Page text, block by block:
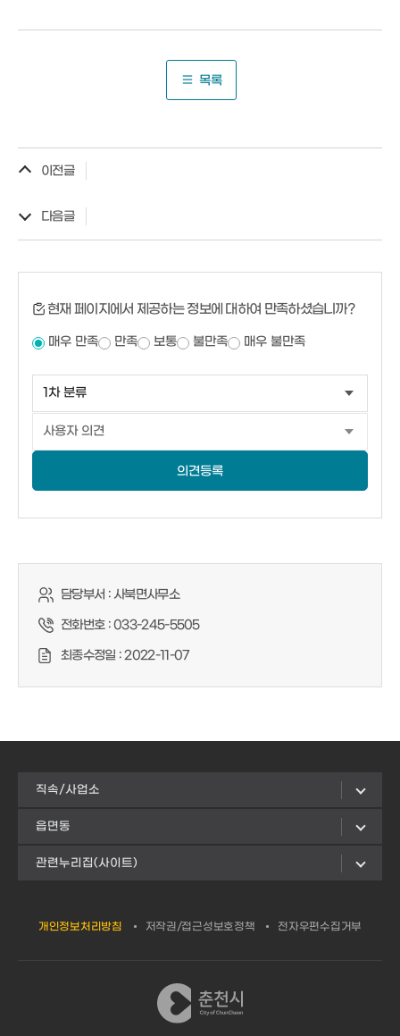
목록
이전글
다음글
현재 페이지에서 제공하는 정보에 대하여 만족하셨습니까?
매우 만족 만족 보통 불만족 매우 불만족
의견등록
담당부서 :사북면사무소
전화번호 :033-245-5505
최종수정일 :2022-11-07
직속/사업소
읍면동
관련누리집(사이트)
개인정보처리방침 저작권/접근성보호정책 전자우편수집거부